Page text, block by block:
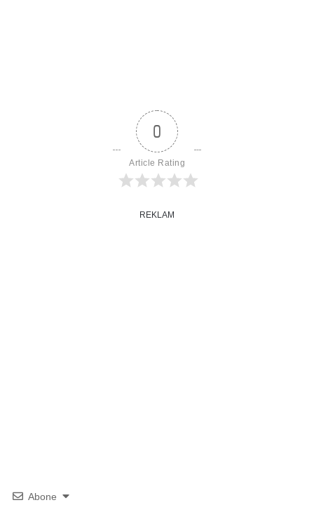
0
Article Rating
REKLAM
Abone